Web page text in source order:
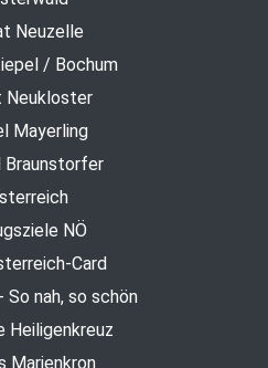
Neuzelle
/ Bochum
Neukloster
Mayerling
Braunstorfer
NÖ
Card
So nah, so schön
Heiligenkreuz
Marienkron